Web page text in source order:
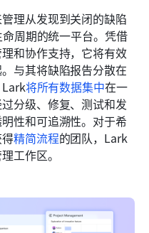
理从发现到关闭的缺陷
周期的统一平台。凭借
和协作支持，它将有效
与其将缺陷报告分散在
Lark将所有数据集中在一
分级、修复、测试和发
性和可追溯性。对于希
精简流程的团队，Lark
工作区。